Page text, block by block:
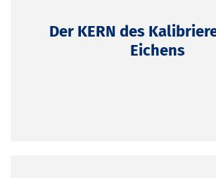
Der KERN des
Eichens